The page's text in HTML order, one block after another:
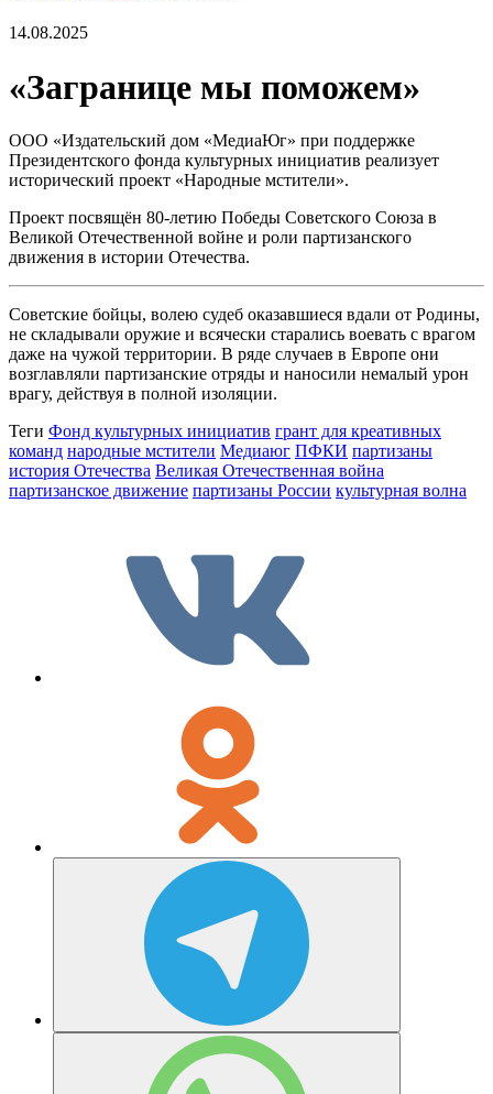
14.08.2025
«Загранице мы поможем»
ООО «Издательский дом «МедиаЮг» при поддержке
Президентского фонда культурных инициатив реализует
исторический проект «Народные мстители».
Проект посвящён 80-летию Победы Советского Союза в
Великой Отечественной войне и роли партизанского
движения в истории Отечества.
Советские бойцы, волею судеб оказавшиеся вдали от Родины,
не складывали оружие и всячески старались воевать с врагом
даже на чужой территории. В ряде случаев в Европе они
возглавляли партизанские отряды и наносили немалый урон
врагу, действуя в полной изоляции.
Теги Фонд культурных инициатив грант для креативных
команд народные мстители Медиаюг ПФКИ партизаны
история Отечества Великая Отечественная война
партизанское движение партизаны России культурная волна